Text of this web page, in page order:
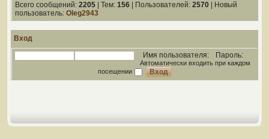
Всего сообщений: 2205 | Тем: 156 | Пользователей: 2570 | Новый
пользователь: Oleg2943
Вход
Имя пользователя:
Пароль:
Автоматически входить при каждом
посещении